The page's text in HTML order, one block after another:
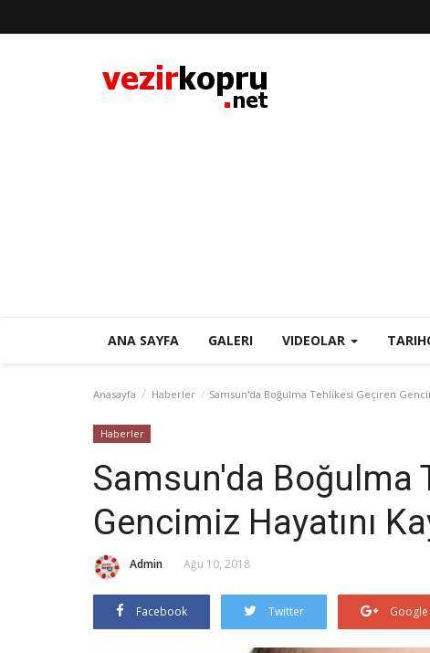
ANA SAYFA GALERI VIDEOLAR
Anasayfa Haberler Samsun'da Boğulma Tehlikesi Geçiren
Haberler
Samsun'da Boğulma
Gencimiz Hayatını
Admin Ağu 10, 2018
Facebook Twitter Google